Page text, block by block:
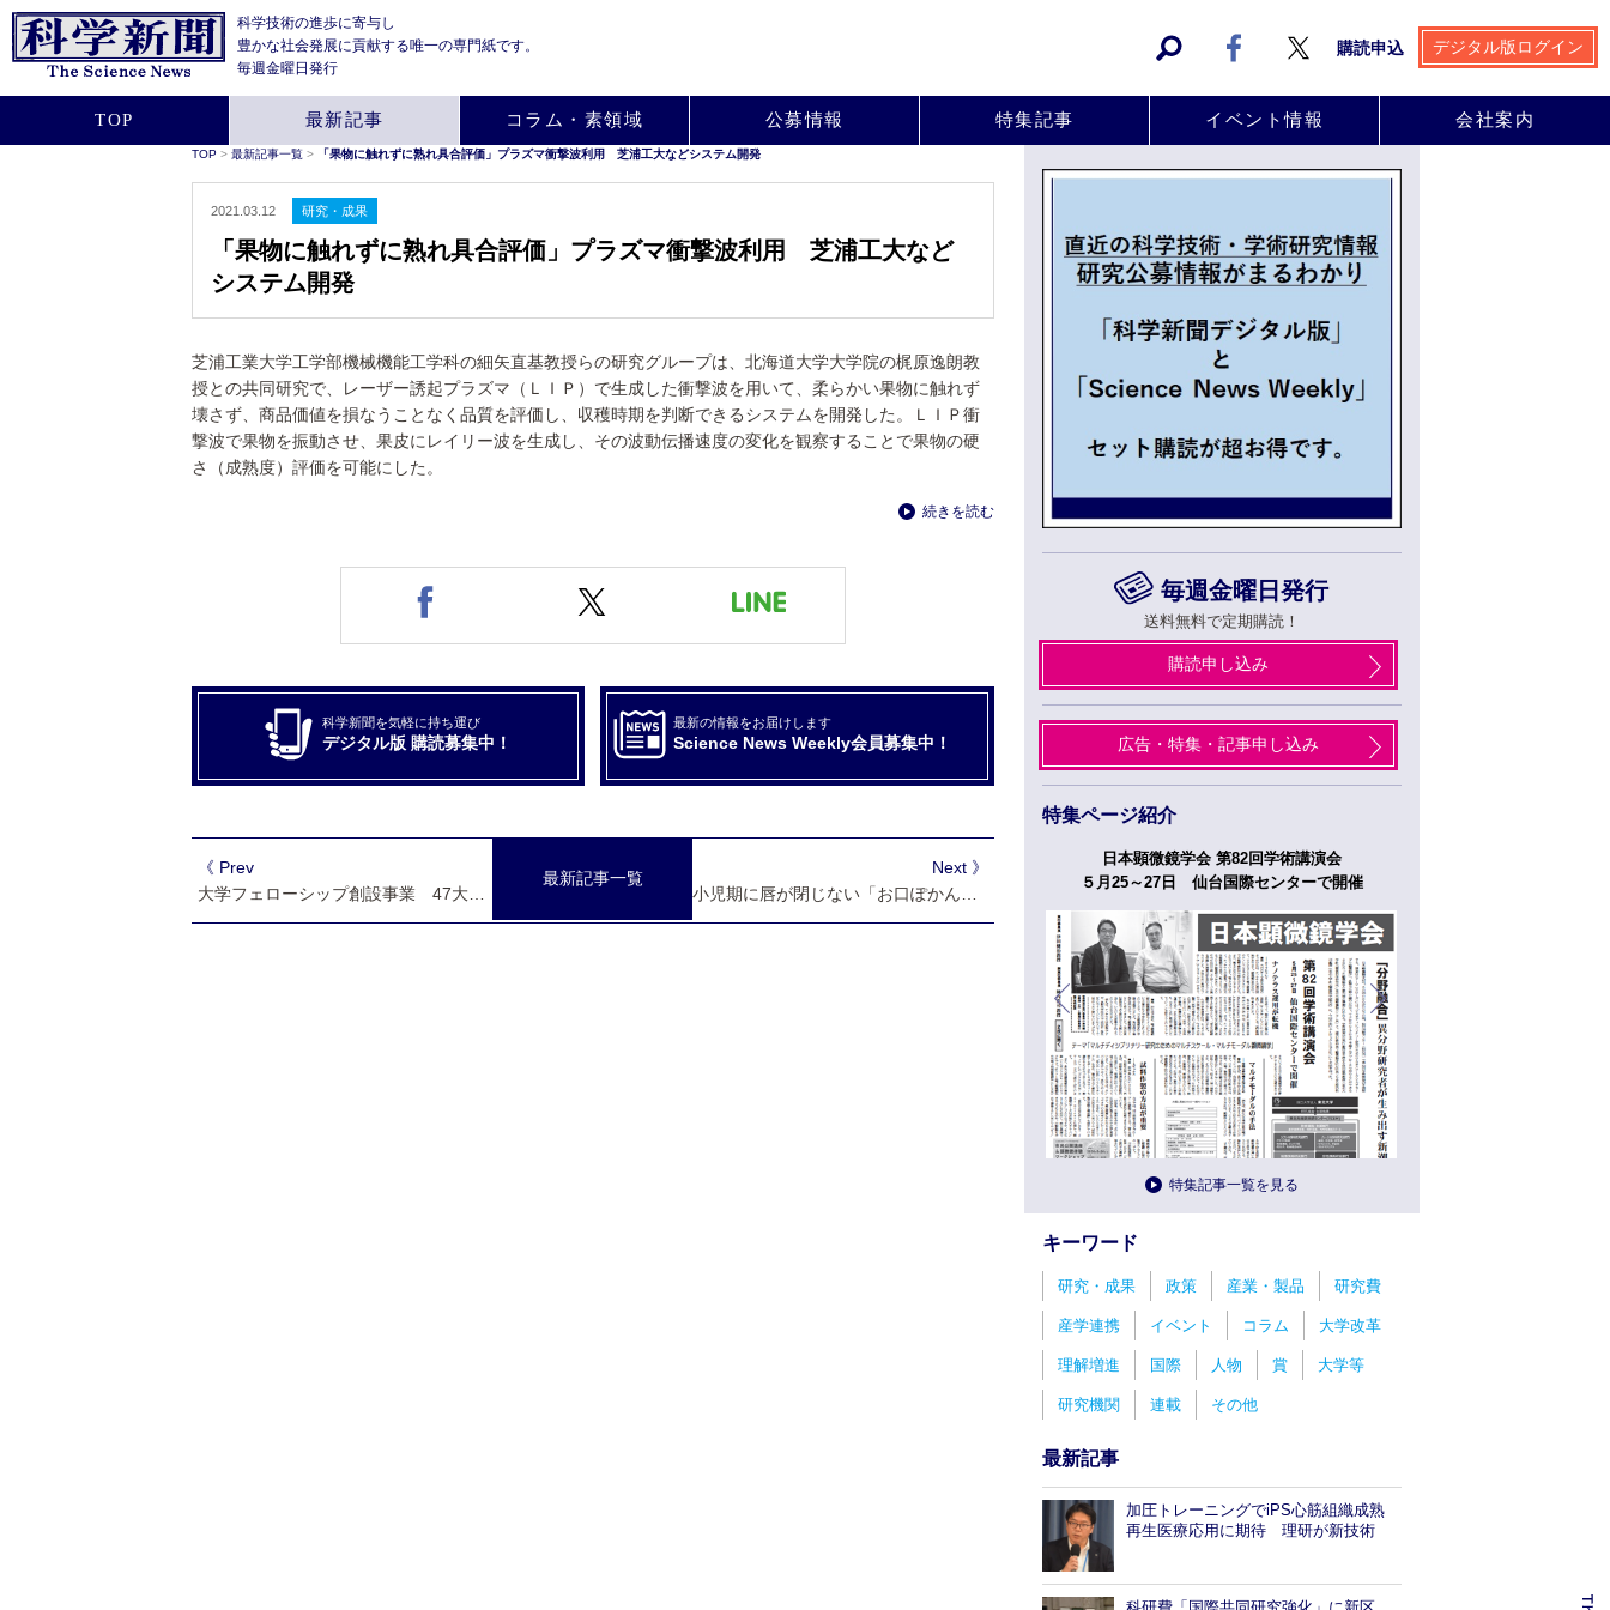
科学技術の進歩に寄与し
豊かな社会発展に貢献する唯一の専門紙です。
毎週金曜日発行
購読申込 デジタル版ログイン
TOP 最新記事 コラム・素領域 公募情報 特集記事 イベント情報 会社案内
TOP > 最新記事一覧 > 「果物に触れずに熟れ具合評価」プラズマ衝撃波利用 芝浦工大などシステム開発
2021.03.12 研究・成果
「果物に触れずに熟れ具合評価」プラズマ衝撃波利用 芝浦工大など
システム開発
芝浦工業大学工学部機械機能工学科の細矢直基教授らの研究グループは、北海道大学大学院の梶原逸朗教
授との共同研究で、レーザー誘起プラズマ（ＬＩＰ）で生成した衝撃波を用いて、柔らかい果物に触れず
壊さず、商品価値を損なうことなく品質を評価し、収穫時期を判断できるシステムを開発した。ＬＩＰ衝
撃波で果物を振動させ、果皮にレイリー波を生成し、その波動伝播速度の変化を観察することで果物の硬
さ（成熟度）評価を可能にした。
続きを読む
科学新聞を気軽に持ち運び
デジタル版 購読募集中！
最新の情報をお届けします
Science News Weekly会員募集中！
最新記事一覧
Next 》
《 Prev
大学フェローシップ創設事業 47大学の博士課程学生1065人支援
毎週金曜日発行
送料無料で定期購読！
購読申し込み
広告・特集・記事申し込み
特集ページ紹介
日本薬学会第145年会 ３月26日から29日まで
福岡市のベイサイドエリアで開催
日本顕微鏡学会 第82回学術講演会
５月25～27日 仙台国際センターで開催
特集記事一覧を見る
キーワード
研究・成果 政策 産業・製品 研究費
産学連携 イベント コラム 大学改革
理解増進 国際 人物 賞 大学等
研究機関 連載 その他
最新記事
加圧トレーニングでiPS心筋組織成熟
再生医療応用に期待 理研が新技術